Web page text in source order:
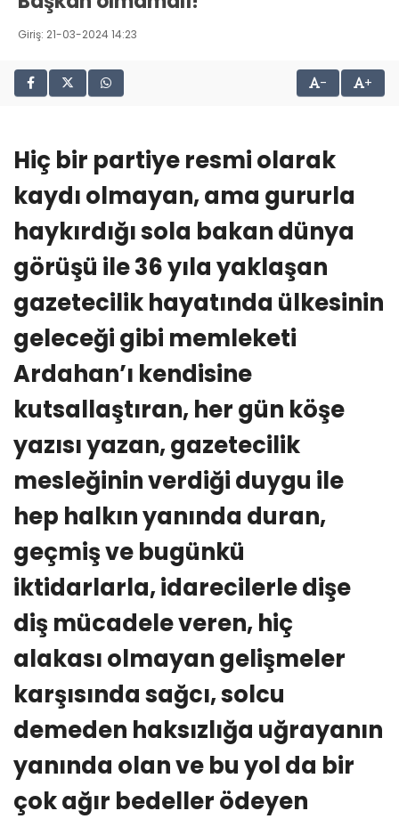
Giriş: 21-03-2024 14:23
- +
Hiç bir partiye resmi olarak
kaydı olmayan, ama gururla
haykırdığı sola bakan dünya
görüşü ile 36 yıla yaklaşan
gazetecilik hayatında ülkesinin
geleceği gibi memleketi
Ardahan’ı kendisine
kutsallaştıran, her gün köşe
yazısı yazan, gazetecilik
mesleğinin verdiği duygu ile
hep halkın yanında duran,
geçmiş ve bugünkü
iktidarlarla, idarecilerle dişe
diş mücadele veren, hiç
alakası olmayan gelişmeler
karşısında sağcı, solcu
demeden haksızlığa uğrayanın
yanında olan ve bu yol da bir
çok ağır bedeller ödeyen